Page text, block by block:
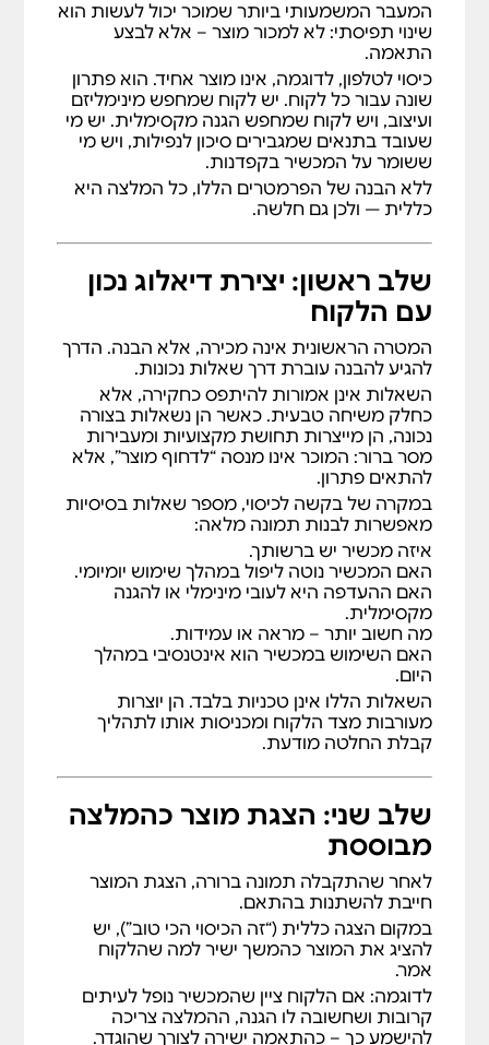
המעבר המשמעותי ביותר שמוכר יכול לעשות הוא
שינוי תפיסתי: לא למכור מוצר – אלא לבצע
התאמה.
כיסוי לטלפון, לדוגמה, אינו מוצר אחיד. הוא פתרון
שונה עבור כל לקוח. יש לקוח שמחפש מינימליזם
ועיצוב, ויש לקוח שמחפש הגנה מקסימלית. יש מי
שעובד בתנאים שמגבירים סיכון לנפילות, ויש מי
ששומר על המכשיר בקפדנות.
ללא הבנה של הפרמטרים הללו, כל המלצה היא
כללית — ולכן גם חלשה.
שלב ראשון: יצירת דיאלוג נכון
עם הלקוח
המטרה הראשונית אינה מכירה, אלא הבנה. הדרך
להגיע להבנה עוברת דרך שאלות נכונות.
השאלות אינן אמורות להיתפס כחקירה, אלא
כחלק משיחה טבעית. כאשר הן נשאלות בצורה
נכונה, הן מייצרות תחושת מקצועיות ומעבירות
מסר ברור: המוכר אינו מנסה “לדחוף מוצר”, אלא
להתאים פתרון.
במקרה של בקשה לכיסוי, מספר שאלות בסיסיות
מאפשרות לבנות תמונה מלאה:
איזה מכשיר יש ברשותך.
האם המכשיר נוטה ליפול במהלך שימוש יומיומי.
האם ההעדפה היא לעובי מינימלי או להגנה
מקסימלית.
מה חשוב יותר – מראה או עמידות.
האם השימוש במכשיר הוא אינטנסיבי במהלך
היום.
השאלות הללו אינן טכניות בלבד. הן יוצרות
מעורבות מצד הלקוח ומכניסות אותו לתהליך
קבלת החלטה מודעת.
שלב שני: הצגת מוצר כהמלצה
מבוססת
לאחר שהתקבלה תמונה ברורה, הצגת המוצר
חייבת להשתנות בהתאם.
במקום הצגה כללית (“זה הכיסוי הכי טוב”), יש
להציג את המוצר כהמשך ישיר למה שהלקוח
אמר.
לדוגמה: אם הלקוח ציין שהמכשיר נופל לעיתים
קרובות ושחשובה לו הגנה, ההמלצה צריכה
להישמע כך – כהתאמה ישירה לצורך שהוגדר.